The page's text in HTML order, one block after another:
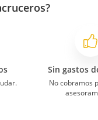
Sin gastos
No cobramos